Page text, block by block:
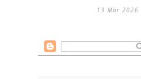
13 Mar 2026